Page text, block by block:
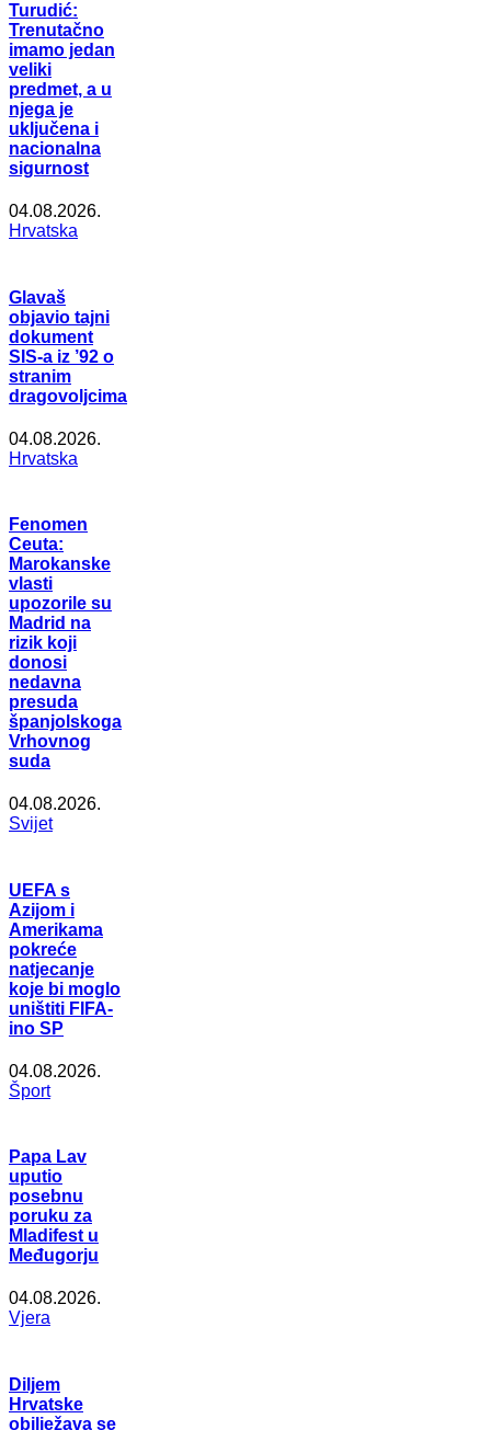
Turudić:
Trenutačno
imamo jedan
veliki
predmet, a u
njega je
uključena i
nacionalna
sigurnost
04.08.2026.
Hrvatska
Glavaš
objavio tajni
dokument
SIS-a iz ’92 o
stranim
dragovoljcima
04.08.2026.
Hrvatska
Fenomen
Ceuta:
Marokanske
vlasti
upozorile su
Madrid na
rizik koji
donosi
nedavna
presuda
španjolskoga
Vrhovnog
suda
04.08.2026.
Svijet
UEFA s
Azijom i
Amerikama
pokreće
natjecanje
koje bi moglo
uništiti FIFA-
ino SP
04.08.2026.
Šport
Papa Lav
uputio
posebnu
poruku za
Mladifest u
Međugorju
04.08.2026.
Vjera
Diljem
Hrvatske
obilježava se